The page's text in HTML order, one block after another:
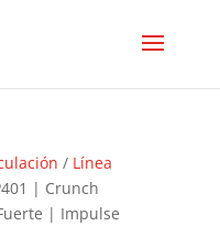
/ Línea
| Crunch
| Impulse